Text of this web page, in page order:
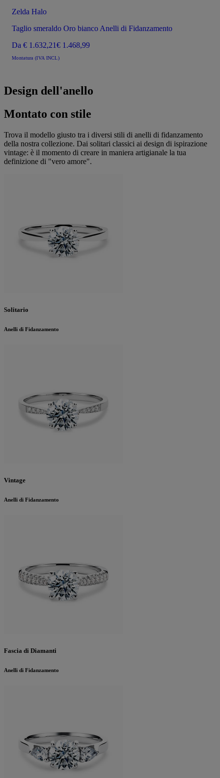
Zelda Halo
Taglio smeraldo Oro bianco Anelli di Fidanzamento
Da € 1.632,21€ 1.468,99
Montatura (IVA INCL)
Design dell'anello
Montato con stile
Trova il modello giusto tra i diversi stili di anelli di fidanzamento
della nostra collezione. Dai solitari classici ai design di ispirazione
vintage: è il momento di creare in maniera artigianale la tua
definizione di "vero amore".
Solitario
Anelli di Fidanzamento
Vintage
Anelli di Fidanzamento
Fascia di Diamanti
Anelli di Fidanzamento